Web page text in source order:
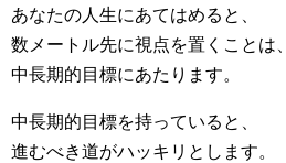
あなたの人生にあてはめると、
数メートル先に視点を置くことは、
中長期的目標にあたります。
中長期的目標を持っていると、
進むべき道がハッキリとします。